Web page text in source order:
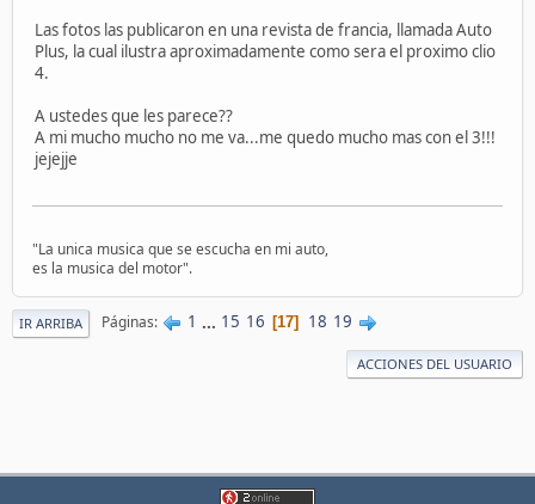
Las fotos las publicaron en una revista de francia, llamada Auto
Plus, la cual ilustra aproximadamente como sera el proximo clio
4.
A ustedes que les parece??
A mi mucho mucho no me va...me quedo mucho mas con el 3!!!
jejejje
"La unica musica que se escucha en mi auto,
es la musica del motor".
IR ARRIBA Páginas 1 ... 15 16 17 18 19
ACCIONES DEL USUARIO